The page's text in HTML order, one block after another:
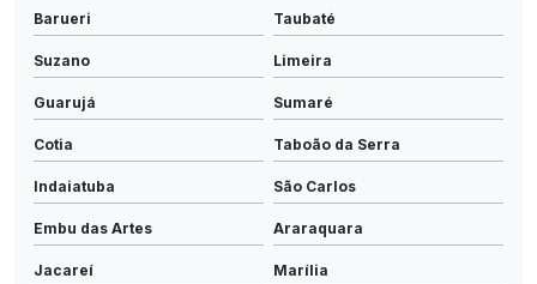
Barueri Taubaté
Suzano Limeira
Guarujá Sumaré
Cotia Taboão da Serra
Indaiatuba São Carlos
Embu das Artes Araraquara
Jacareí Marília